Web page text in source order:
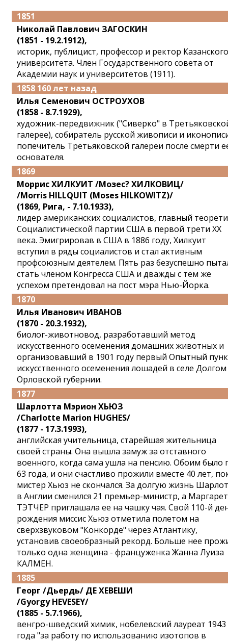
1851
Николай Павлович ЗАГОСКИН
(1851 - 19.2.1912),
историк, публицист, профессор и ректор Казанского
университета. Член Государственного совета от
Академии наук и университетов (1911).
1858 160 лет назад
Илья Семенович ОСТРОУХОВ
(1858 - 8.7.1929),
художник-передвижник ("Сиверко" в
галерее), собиратель русской живописи и
попечитель Третьяковской галереи после смерти
основателя.
1869
Моррис ХИЛКУИТ /Мозес? ХИЛКОВИЦ/
/Morris HILLQUIT (Moses HILKOWITZ)/
(1869, Рига, - 7.10.1933),
лидер американских социалистов, главный
Социалистической партии США в первой трети XX
века. Эмигрировав в США в 1886 году, Хилкуит
вступил в ряды социалистов и стал активным
профсоюзным деятелем. Пять раз безуспешно
стать членом Конгресса США и дважды с тем же
успехом претендовал на пост мэра Нью-Йорка.
1870
Илья Иванович ИВАНОВ
(1870 - 20.3.1932),
биолог-животновод, разработавший метод
искусственного осеменения домашних животных и
организовавший в 1901 году первый Опытный
искусственного осеменения лошадей в селе Долгом
Орловской губернии.
1877
Шарлотта Мэрион ХЬЮЗ
/Charlotte Marion HUGHES/
(1877 - 17.3.1993),
английская учительница, старейшая жительница
своей страны. Она вышла замуж за отставного
военного, когда сама ушла на пенсию. Обоим было
63 года, и они счастливо прожили вместе 40 лет,
мистер Хьюз не скончался. За долгую жизнь
в Англии сменился 21 премьер-министр, а Маргарет
ТЭТЧЕР приглашала ее на чашку чая. Свой 110-й
рождения миссис Хьюз отметила полетом на
сверхзвуковом "Конкорде" через Атлантику,
установив своеобразный рекорд. Больше нее
только одна женщина - француженка Жанна Луиза
КАЛМЕН.
1885
Георг /Дьердь/ ДЕ ХЕВЕШИ
/Gyorgy HEVESEY/
(1885 - 5.7.1966),
венгро-шведский химик, нобелевский лауреат 1943
года "за работу по использованию изотопов в